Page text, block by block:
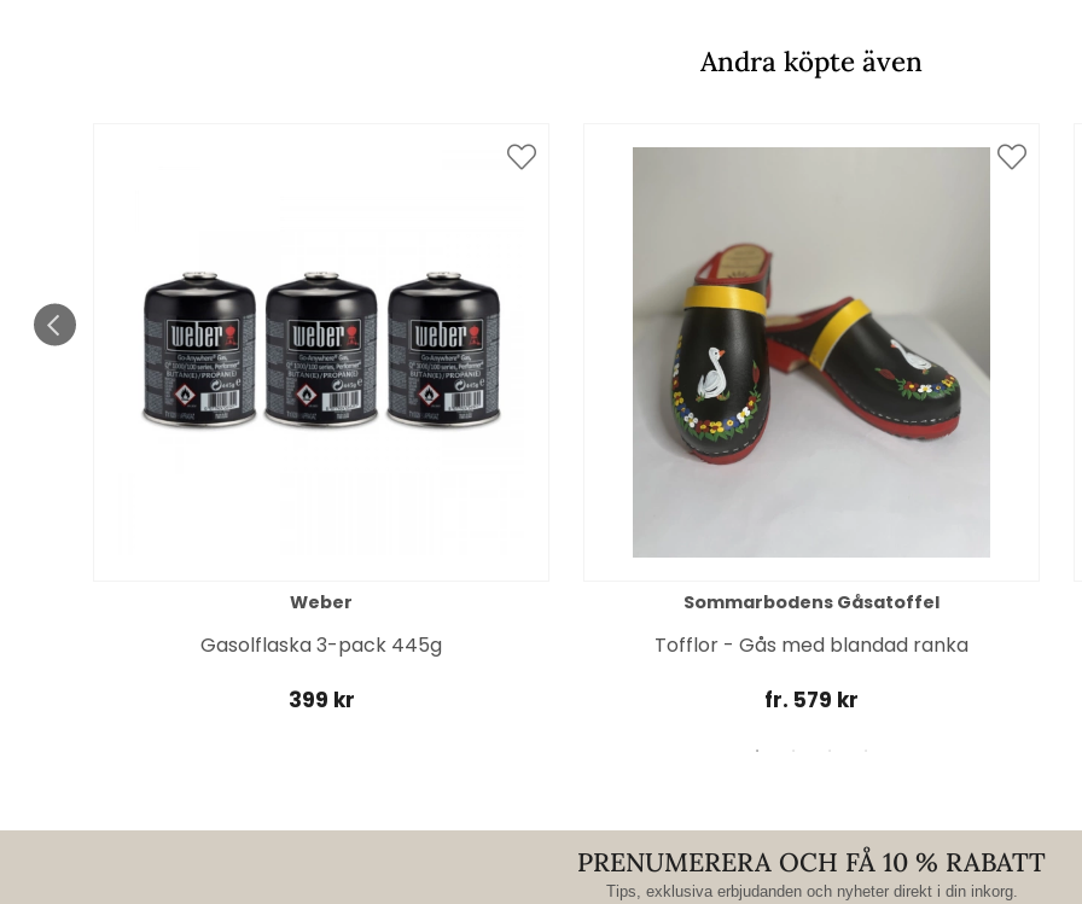
Andra köpte även
Weber
Gasolflaska 3-pack 445g
399 kr
Sommarbodens Gåsatoffel
Tofflor - Gås med blandad ranka
fr. 579 kr
PRENUMERERA OCH FÅ 10 % RABATT
Tips, exklusiva erbjudanden och nyheter direkt i din inkorg.